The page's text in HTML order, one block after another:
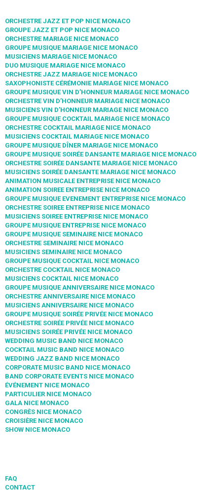
ORCHESTRE JAZZ ET POP NICE MONACO
GROUPE JAZZ ET POP NICE MONACO
ORCHESTRE MARIAGE NICE MONACO
GROUPE MUSIQUE MARIAGE NICE MONACO
MUSICIENS MARIAGE NICE MONACO
DUO MUSIQUE MARIAGE NICE MONACO
ORCHESTRE JAZZ MARIAGE NICE MONACO
SAXOPHONISTE CÉRÉMONIE MARIAGE NICE MONACO
GROUPE MUSIQUE VIN D’HONNEUR MARIAGE NICE MONACO
ORCHESTRE VIN D’HONNEUR MARIAGE NICE MONACO
MUSICIENS VIN D’HONNEUR MARIAGE NICE MONACO
GROUPE MUSIQUE COCKTAIL MARIAGE NICE MONACO
ORCHESTRE COCKTAIL MARIAGE NICE MONACO
MUSICIENS COCKTAIL MARIAGE NICE MONACO
GROUPE MUSIQUE DÎNER MARIAGE NICE MONACO
GROUPE MUSIQUE SOIRÉE DANSANTE MARIAGE NICE MONACO
ORCHESTRE SOIRÉE DANSANTE MARIAGE NICE MONACO
MUSICIENS SOIRÉE DANSANTE MARIAGE NICE MONACO
ANIMATION MUSICALE ENTREPRISE NICE MONACO
ANIMATION SOIREE ENTREPRISE NICE MONACO
GROUPE MUSIQUE EVENEMENT ENTREPRISE NICE MONACO
ORCHESTRE SOIREE ENTREPRISE NICE MONACO
MUSICIENS SOIREE ENTREPRISE NICE MONACO
GROUPE MUSIQUE ENTREPRISE NICE MONACO
GROUPE MUSIQUE SEMINAIRE NICE MONACO
ORCHESTRE SEMINAIRE NICE MONACO
MUSICIENS SEMINAIRE NICE MONACO
GROUPE MUSIQUE COCKTAIL NICE MONACO
ORCHESTRE COCKTAIL NICE MONACO
MUSICIENS COCKTAIL NICE MONACO
GROUPE MUSIQUE ANNIVERSAIRE NICE MONACO
ORCHESTRE ANNIVERSAIRE NICE MONACO
MUSICIENS ANNIVERSAIRE NICE MONACO
GROUPE MUSIQUE SOIRÉE PRIVÉE NICE MONACO
ORCHESTRE SOIRÉE PRIVÉE NICE MONACO
MUSICIENS SOIRÉE PRIVÉE NICE MONACO
WEDDING MUSIC BAND NICE MONACO
COCKTAIL MUSIC BAND NICE MONACO
WEDDING JAZZ BAND NICE MONACO
CORPORATE MUSIC BAND NICE MONACO
BAND CORPORATE EVENTS NICE MONACO
ÉVÉNEMENT NICE MONACO
PARTICULIER NICE MONACO
GALA NICE MONACO
CONGRÈS NICE MONACO
CROISIÈRE NICE MONACO
SHOW NICE MONACO
FAQ
CONTACT